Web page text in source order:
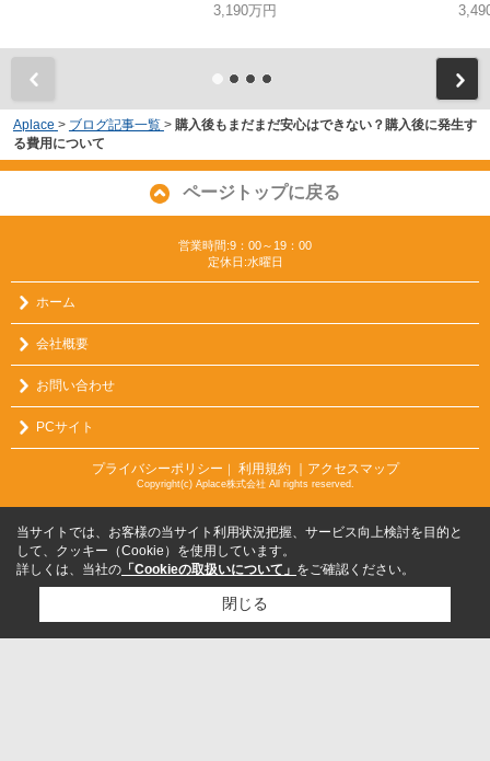
3,190万円
Aplace > ブログ記事一覧 > 購入後もまだまだ安心はできない？購入後に発生す
る費用について
ページトップに戻る
営業時間:9：00～19：00
定休日:水曜日
ホーム
会社概要
お問い合わせ
PCサイト
プライバシーポリシー ｜ 利用規約 ｜アクセスマップ
Copyright(c) Aplace株式会社 All rights reserved.
当サイトでは、お客様の当サイト利用状況把握、サービス向上検討を目的と
して、クッキー（Cookie）を使用しています。
詳しくは、当社の 「Cookieの取扱いについて」 をご確認ください。
閉じる